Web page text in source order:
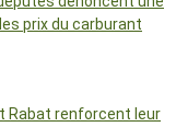
prix du carburant
Rabat renforcent leur